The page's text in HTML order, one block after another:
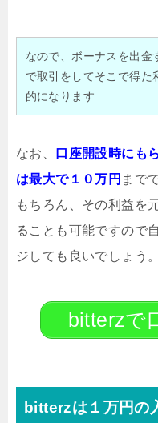
なので、ボーナスを出金
で取引をしてそこで得た
的になります
なお、
口座開設時にも
は最大で１０万円 まで
もちろん、その利益を
ることも可能ですので
ジしても良いでしょう。
bitterzで
bitterzは１万円の